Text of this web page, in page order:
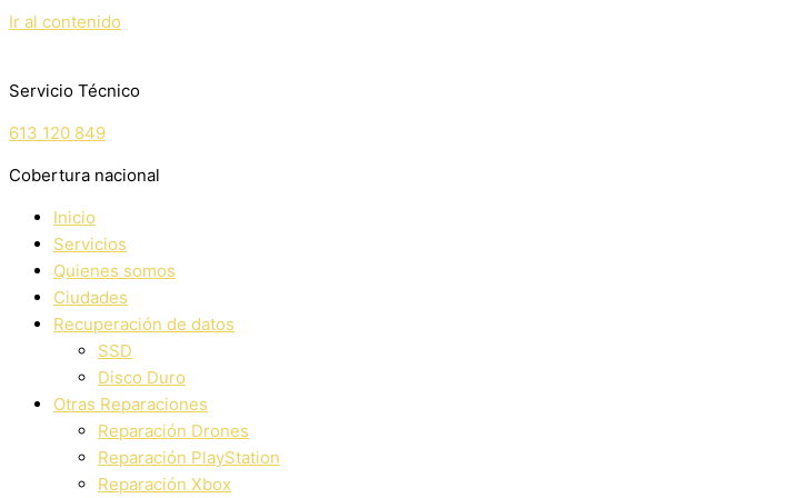
Ir al contenido
Servicio Técnico
613 120 849
Cobertura nacional
Inicio
Servicios
Quienes somos
Ciudades
Recuperación de datos
SSD
Disco Duro
Otras Reparaciones
Reparación Drones
Reparación PlayStation
Reparación Xbox